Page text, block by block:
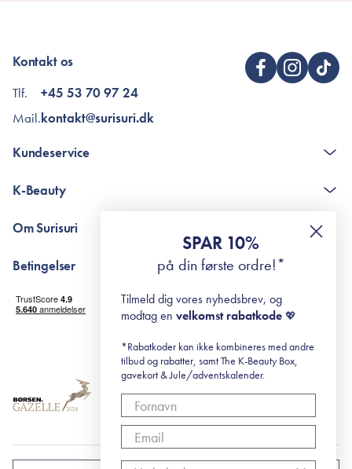
Kontakt os
Tlf.
Mail.
+45 53 70 97 24
kontakt@surisuri.dk
Kundeservice
The K-Beauty Box - spørgsmål og svar
RE-ZIP
K-Beauty
Retinol for begyndere
surisuri's mini guide til rosacea
Om Surisuri
Black Friday
Betingelser
Levering og returnering
Handelsbetingelser
Abonnementsbetingelser
SPAR 10%
på din første ordre!*
Tilmeld dig vores nyhedsbrev, og
modtag en velkomst rabatkode 💖
*Rabatkoder kan ikke kombineres med andre
tilbud og rabatter, samt The K-Beauty Box,
gavekort & Jule/adventskalender.